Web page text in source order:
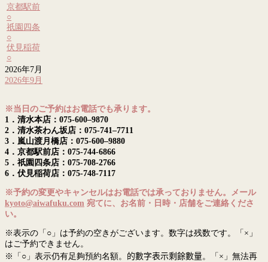
京都駅前
○
祇園四条
○
伏見稲荷
○
2026年7月
2026年9月
※当日のご予約はお電話でも承ります。
1．清水本店：075-600–9870
2．清水茶わん坂店：075-741–7711
3．嵐山渡月橋店：075-600–9880
4．京都駅前店：075-744-6866
5．祇園四条店：075-708-2766
6．伏見稲荷店：075-748-7117
※予約の変更やキャンセルはお電話では承っておりません。メール
kyoto@aiwafuku.com 宛てに、お名前・日時・店舗をご連絡くださ
い。
※表示の「○」は予約の空きがございます。数字は残数です。「×」
はご予約できません。
※「○」表示仍有足夠預約名額。 的數字表示剩餘數量。「×」無法再